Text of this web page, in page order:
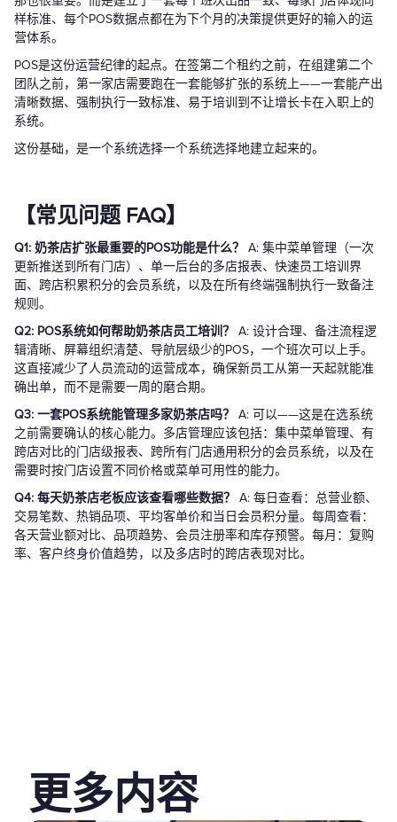
样标准、每个POS数据点都在为下个月的决策提供更好的输入的运
营体系。
POS是这份运营纪律的起点。在签第二个租约之前，在组建第二个
团队之前，第一家店需要跑在一套能够扩张的系统上——一套能产出
清晰数据、强制执行一致标准、易于培训到不让增长卡在入职上的
系统。
这份基础，是一个系统选择一个系统选择地建立起来的。
【常见问题 FAQ】
Q1: 奶茶店扩张最重要的POS功能是什么？
A: 集中菜单管理（一次
更新推送到所有门店）、单一后台的多店报表、快速员工培训界
面、跨店积累积分的会员系统，以及在所有终端强制执行一致备注
规则。
Q2: POS系统如何帮助奶茶店员工培训？
A: 设计合理、备注流程逻
辑清晰、屏幕组织清楚、导航层级少的POS，一个班次可以上手。
这直接减少了人员流动的运营成本，确保新员工从第一天起就能准
确出单，而不是需要一周的磨合期。
Q3: 一套POS系统能管理多家奶茶店吗？
A: 可以——这是在选系统
之前需要确认的核心能力。多店管理应该包括：集中菜单管理、有
跨店对比的门店级报表、跨所有门店通用积分的会员系统，以及在
需要时按门店设置不同价格或菜单可用性的能力。
Q4: 每天奶茶店老板应该查看哪些数据？
A: 每日查看：总营业额、
交易笔数、热销品项、平均客单价和当日会员积分量。每周查看：
各天营业额对比、品项趋势、会员注册率和库存预警。每月：复购
率、客户终身价值趋势，以及多店时的跨店表现对比。
更多内容